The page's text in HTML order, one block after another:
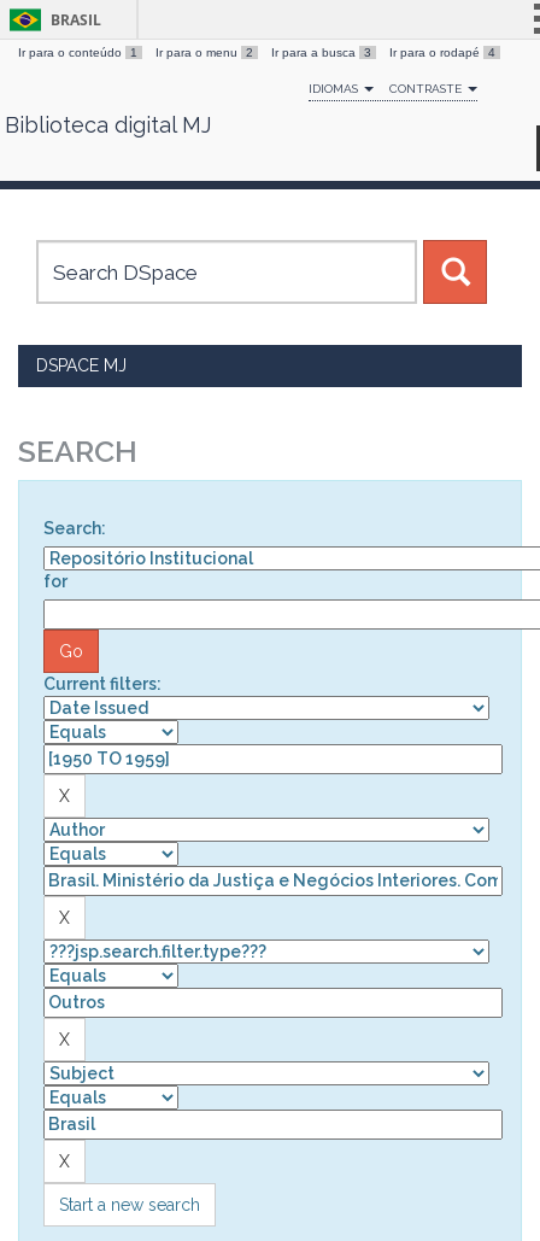
Skip
BRASIL
Simplifique!
Comunica BR
Canais
Ir para o conteúdo 1 Ir para o menu 2 Ir para a busca 3 Ir para o rodapé 4
IDIOMAS CONTRASTE
Biblioteca digital MJ
DSPACE MJ
SEARCH
Search:
for
Current filters:
Start a new search